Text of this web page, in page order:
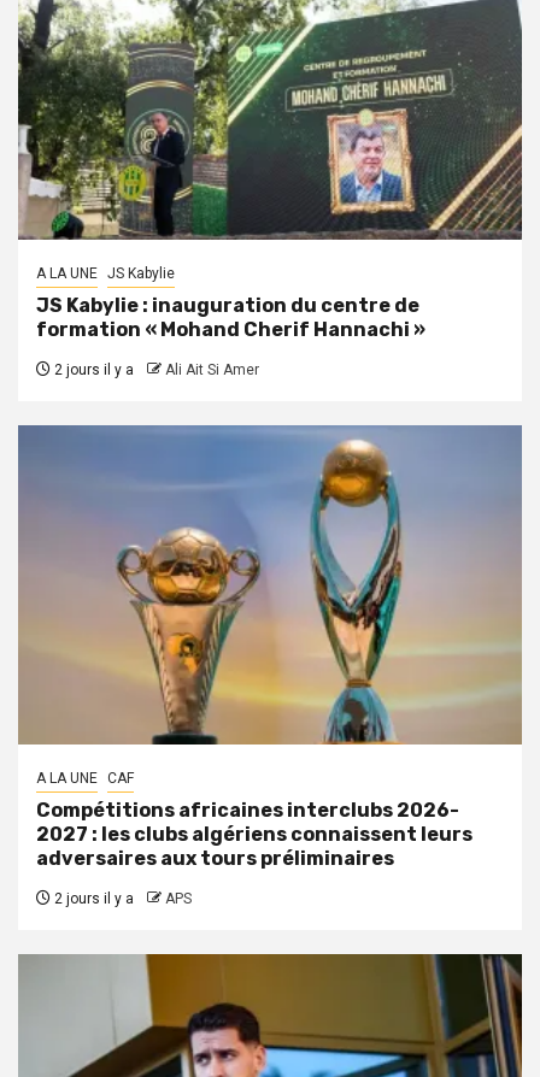
A LA UNE JS Kabylie
JS Kabylie : inauguration du centre de
formation « Mohand Cherif Hannachi »
2 jours il y a Ali Ait Si Amer
A LA UNE CAF
Compétitions africaines interclubs 2026-
2027 : les clubs algériens connaissent leurs
adversaires aux tours préliminaires
2 jours il y a APS